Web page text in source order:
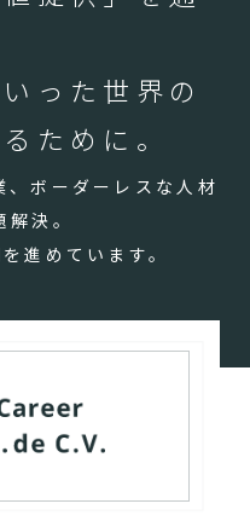
った世界の
ために。
ボーダーレスな人材
決。
進めています。